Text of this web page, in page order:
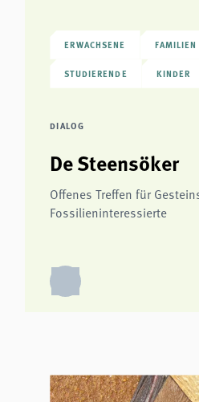
ERWACHSENE FAMILIEN
STUDIERENDE KINDER
DIALOG
De Steensöker
Offenes Treffen für
Fossilieninteressierte